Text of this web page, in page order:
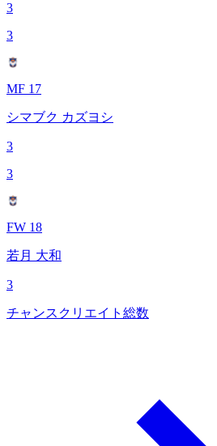
3
3
MF 17
シマブク カズヨシ
3
3
FW 18
若月 大和
3
チャンスクリエイト総数